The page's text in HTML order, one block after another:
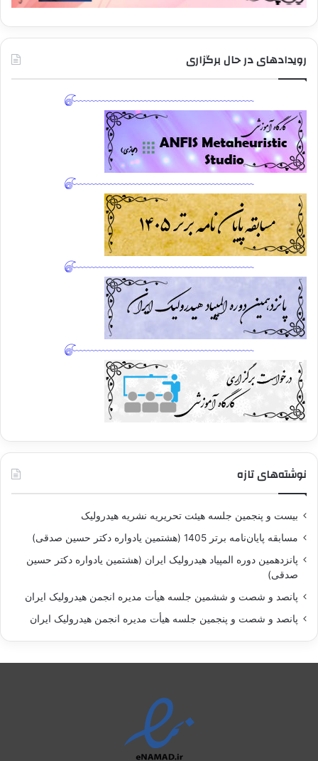
رویدادهای در حال برگزاری
نوشته‌های تازه
بيست و پنجمين جلسه هيئت تحريريه نشريه هيدروليک
مسابقه پايان‌نامه برتر 1405 (هشتمين يادواره دکتر حسين صدقی)
پانزدهمين دوره المپياد هيدروليک ايران (هشتمين يادواره دکتر حسين
صدقی)
پانصد و شصت و ششمين جلسه هيأت مديره انجمن هيدروليک ايران
پانصد و شصت و پنجمين جلسه هيأت مديره انجمن هيدروليک ايران